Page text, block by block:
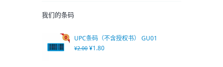
我们的条码
UPC条码（不含授权书） GU01
¥2.00 ¥1.80